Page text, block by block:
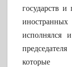
государств
исполнялся
которые